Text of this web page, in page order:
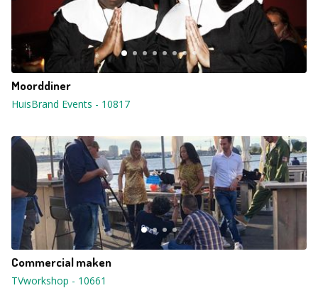
Moorddiner
HuisBrand Events - 10817
Commercial maken
TVworkshop - 10661